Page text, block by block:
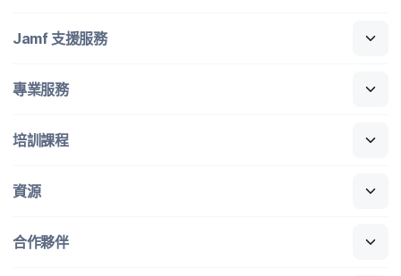
Jamf 支援​服務
專業​服務
培訓​課程
資源
合作​夥伴